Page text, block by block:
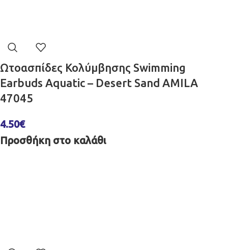
Ωτοασπίδες Κολύμβησης Swimming
Earbuds Aquatic – Desert Sand AMILA
47045
4.50€
Προσθήκη στο καλάθι